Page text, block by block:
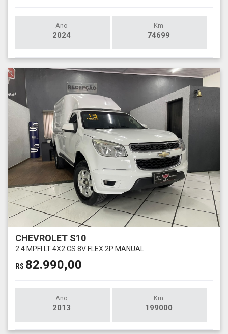
Ano
2024
Km
74699
CHEVROLET S10
2.4 MPFI LT 4X2 CS 8V FLEX 2P MANUAL
R$ 82.990,00
Ano
2013
Km
199000